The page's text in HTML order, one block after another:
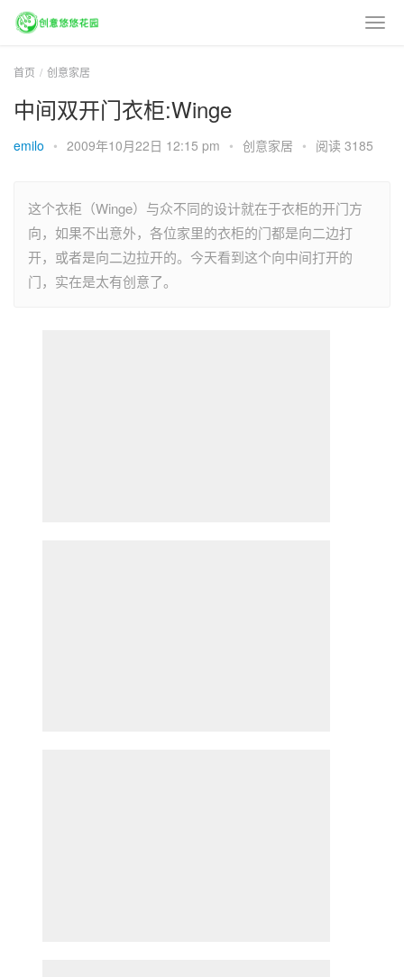
首页 创意家居
中间双开门衣柜:Winge
emilo • 2009年10月22日 12:15 pm • 创意家居 • 阅读 3185
这个衣柜（Winge）与众不同的设计就在于衣柜的开门方
向，如果不出意外，各位家里的衣柜的门都是向二边打
开，或者是向二边拉开的。今天看到这个向中间打开的
门，实在是太有创意了。